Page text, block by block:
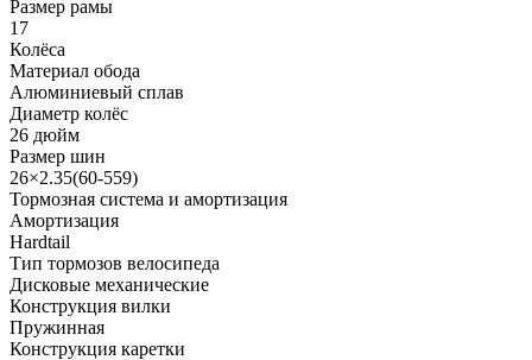
Размер рамы
17
Колёса
Материал обода
Алюминиевый сплав
Диаметр колёс
26 дюйм
Размер шин
26×2.35(60-559)
Тормозная система и амортизация
Амортизация
Hardtail
Тип тормозов велосипеда
Дисковые механические
Конструкция вилки
Пружинная
Конструкция каретки